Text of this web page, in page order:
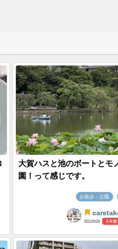
大賀ハスと池のボートとモ
園！って感じです。
お散歩・公園
2021/6/29 5 年前